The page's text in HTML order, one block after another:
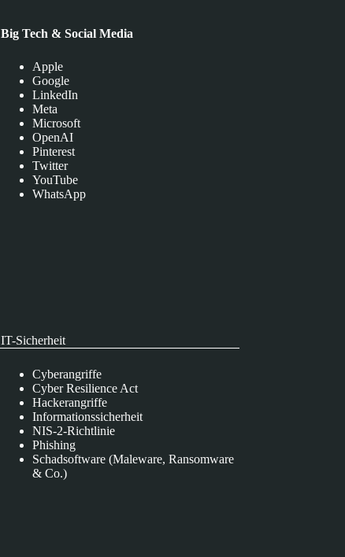
Big Tech & Social Media
Apple
Google
LinkedIn
Meta
Microsoft
OpenAI
Pinterest
Twitter
YouTube
WhatsApp
IT-Sicherheit
Cyberangriffe
Cyber Resilience Act
Hackerangriffe
Informationssicherheit
NIS-2-Richtlinie
Phishing
Schadsoftware (Maleware, Ransomware
& Co.)